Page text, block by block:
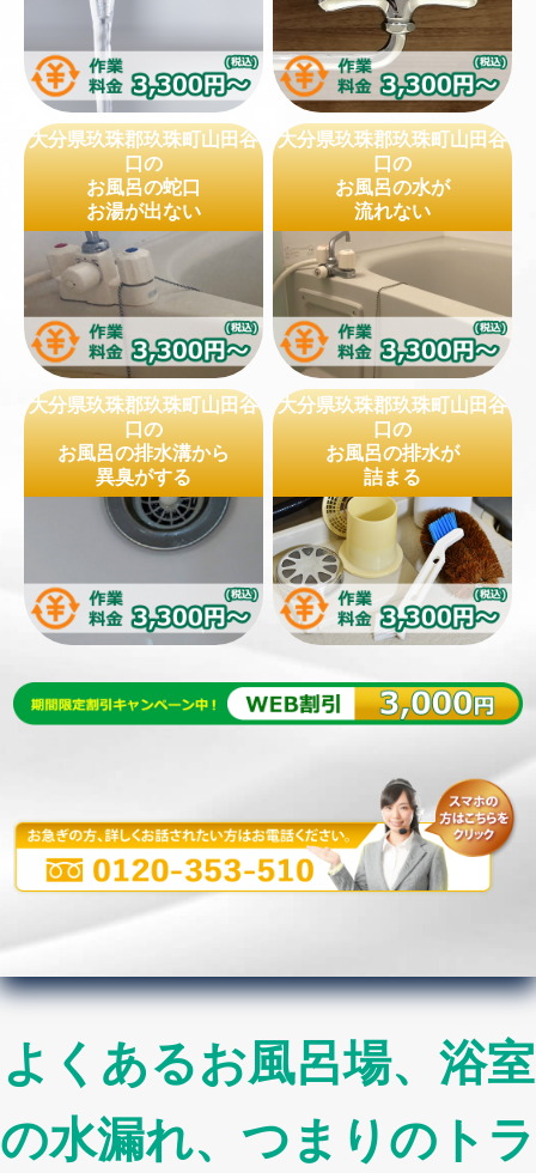
大分県玖珠郡玖珠町山田谷
口の
お風呂の蛇口
お湯が出ない
大分県玖珠郡玖珠町山田谷
口の
お風呂の水が
流れない
大分県玖珠郡玖珠町山田谷
口の
お風呂の排水溝から
異臭がする
大分県玖珠郡玖珠町山田谷
口の
お風呂の排水が
詰まる
よくあるお風呂場、浴室
の水漏れ、つまりのトラ